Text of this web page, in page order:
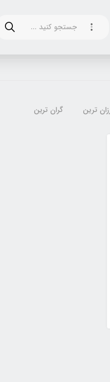
ترین گران ترین